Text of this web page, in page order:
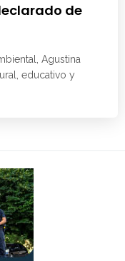
de
Agustina
educativo y